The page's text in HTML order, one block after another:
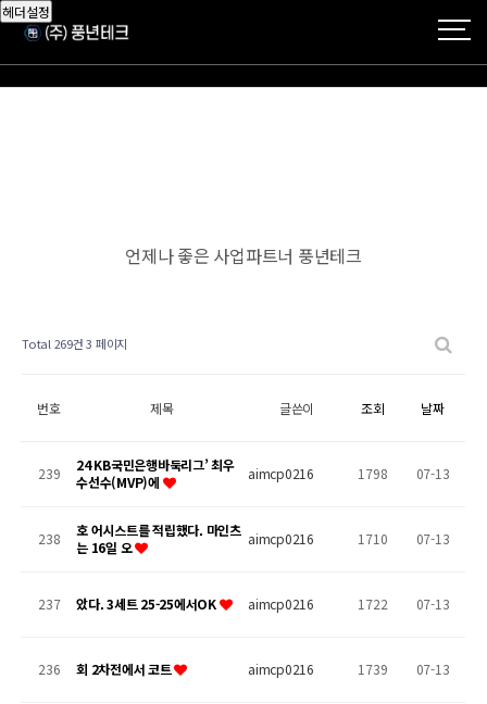
헤더설정
언제나 좋은 사업파트너 풍년테크
Total 269건3 페이지
번호 제목 글쓴이 조회 날짜
239
24 KB국민은행바둑리그’ 최우
수선수(MVP)에
aimcp0216 1798 07-13
238
호 어시스트를 적립했다. 마인츠
는 16일 오
aimcp0216 1710 07-13
237 았다. 3세트 25-25에서OK aimcp0216 1722 07-13
236 회 2차전에서 코트 aimcp0216 1739 07-13